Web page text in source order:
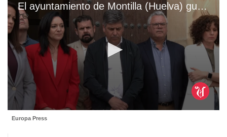
El ayuntamiento de Montilla (Huelva) guarda dos minutos de silencio en memoria de los agentes de la Guardia Civil fallecidos durante una persecución a una narcolancha
seconds
Europa Press